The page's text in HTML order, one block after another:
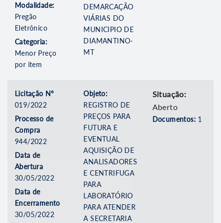
Modalidade:
Pregão
Eletrônico
Categoria:
Menor Preço
por item
DEMARCAÇÃO
VIÁRIAS DO
MUNICIPIO DE
DIAMANTINO-
MT
Licitação Nº
019/2022
Processo de
Compra
944/2022
Data de
Abertura
30/05/2022
Data de
Encerramento
30/05/2022
Objeto:
REGISTRO DE
PREÇOS PARA
FUTURA E
EVENTUAL
AQUISIÇÃO DE
ANALISADORES
E CENTRIFUGA
PARA
LABORATÓRIO
PARA ATENDER
A SECRETARIA
Situação:
Aberto
Documentos: 1